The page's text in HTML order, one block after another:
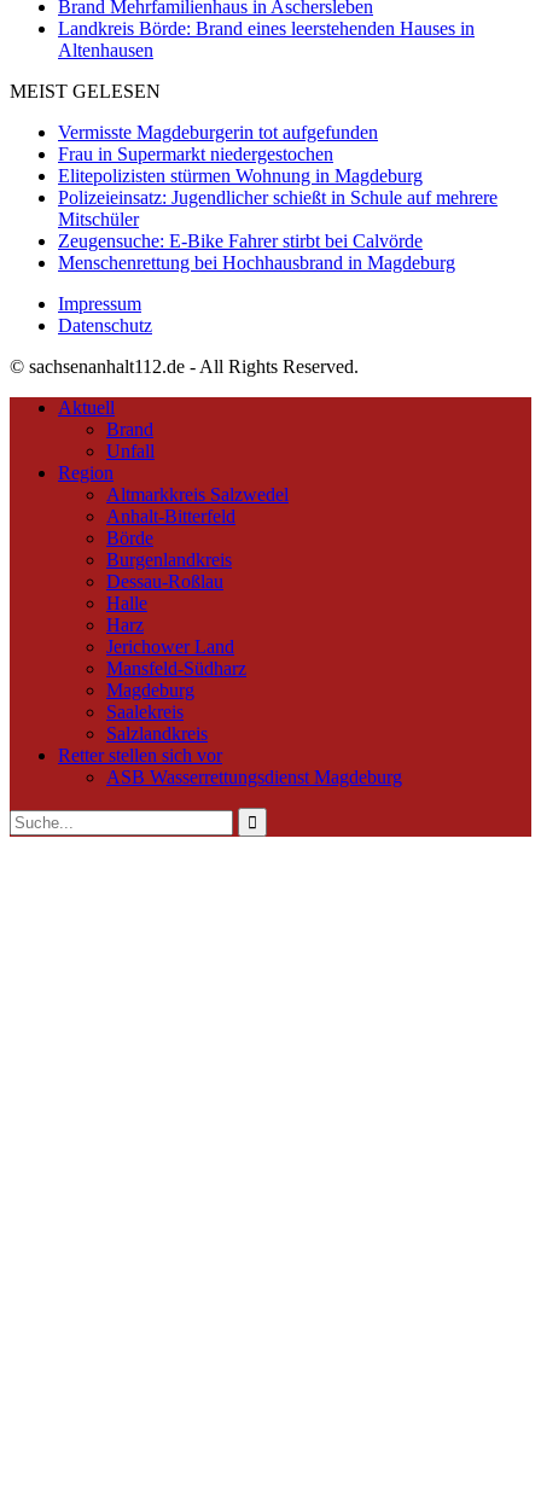
Brand Mehrfamilienhaus in Aschersleben
Landkreis Börde: Brand eines leerstehenden Hauses in
Altenhausen
MEIST GELESEN
Vermisste Magdeburgerin tot aufgefunden
Frau in Supermarkt niedergestochen
Elitepolizisten stürmen Wohnung in Magdeburg
Polizeieinsatz: Jugendlicher schießt in Schule auf mehrere
Mitschüler
Zeugensuche: E-Bike Fahrer stirbt bei Calvörde
Menschenrettung bei Hochhausbrand in Magdeburg
Impressum
Datenschutz
© sachsenanhalt112.de - All Rights Reserved.
Aktuell
Brand
Unfall
Region
Altmarkkreis Salzwedel
Anhalt-Bitterfeld
Börde
Burgenlandkreis
Dessau-Roßlau
Halle
Harz
Jerichower Land
Mansfeld-Südharz
Magdeburg
Saalekreis
Salzlandkreis
Retter stellen sich vor
ASB Wasserrettungsdienst Magdeburg